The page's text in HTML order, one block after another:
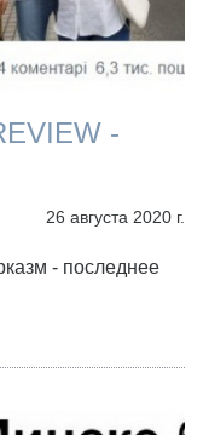
-
26 августа 2020 г.
- последнее